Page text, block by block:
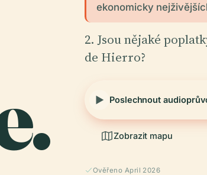
ekonomicky
2. Jsou nějaké
de Hierro?
Poslechnout
Zobrazit mapu
Ověřeno April 2026